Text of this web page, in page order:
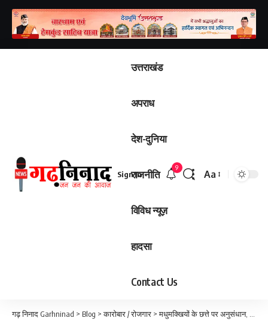
उत्तराखंड
अपराध
देश-दुनिया
राजनीति
विविध न्यूज़
हादसा
Contact Us
Sign In
9
Aa
गढ़ निनाद Garhninad > Blog >कारोबार / रोजगार >मधुमक्खियों के छत्ते पर अनुसंधान, मिलेगा गुणवत्तापूर्ण शहद